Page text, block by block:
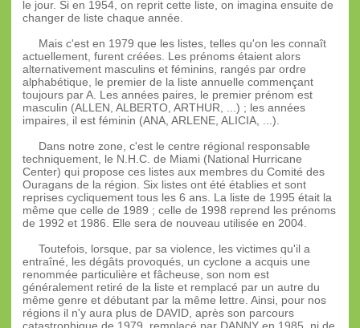
le jour. Si en 1954, on reprit cette liste, on imagina ensuite de
changer de liste chaque année.
Mais c'est en 1979 que les listes, telles qu'on les connaît
actuellement, furent créées. Les prénoms étaient alors
alternativement masculins et féminins, rangés par ordre
alphabétique, le premier de la liste annuelle commençant
toujours par A. Les années paires, le premier prénom est
masculin (ALLEN, ALBERTO, ARTHUR, ...) ; les années
impaires, il est féminin (ANA, ARLENE, ALICIA, ...).
Dans notre zone, c'est le centre régional responsable
techniquement, le N.H.C. de Miami (National Hurricane
Center) qui propose ces listes aux membres du Comité des
Ouragans de la région. Six listes ont été établies et sont
reprises cycliquement tous les 6 ans. La liste de 1995 était la
même que celle de 1989 ; celle de 1998 reprend les prénoms
de 1992 et 1986. Elle sera de nouveau utilisée en 2004.
Toutefois, lorsque, par sa violence, les victimes qu'il a
entraîné, les dégâts provoqués, un cyclone a acquis une
renommée particulière et fâcheuse, son nom est
généralement retiré de la liste et remplacé par un autre du
même genre et débutant par la même lettre. Ainsi, pour nos
régions il n'y aura plus de DAVID, après son parcours